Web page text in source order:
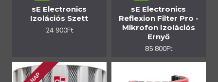
sE Electronics
Izolációs Szett
24 900Ft
sE Electronics
Reflexion Filter Pro -
Mikrofon Izolációs
Ernyő
85 800Ft